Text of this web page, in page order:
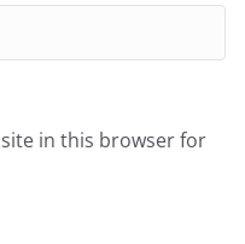
in this browser for